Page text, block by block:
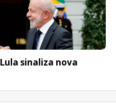
sinaliza nova